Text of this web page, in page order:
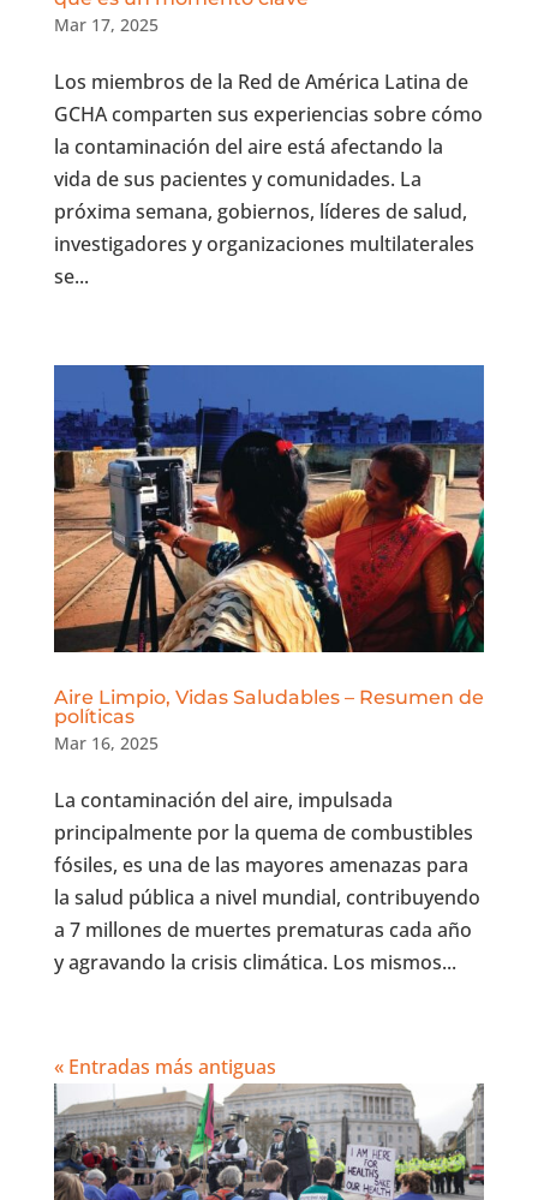
Mar 17, 2025
Los miembros de la Red de América Latina de
GCHA comparten sus experiencias sobre cómo
la contaminación del aire está afectando la
vida de sus pacientes y comunidades. La
próxima semana, gobiernos, líderes de salud,
investigadores y organizaciones multilaterales
se...
Aire Limpio, Vidas Saludables – Resumen de
políticas
Mar 16, 2025
La contaminación del aire, impulsada
principalmente por la quema de combustibles
fósiles, es una de las mayores amenazas para
la salud pública a nivel mundial, contribuyendo
a 7 millones de muertes prematuras cada año
y agravando la crisis climática. Los mismos...
« Entradas más antiguas